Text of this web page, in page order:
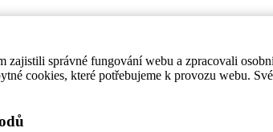
správné fungování webu a zpracovali
cookies, které potřebujeme k provozu webu.